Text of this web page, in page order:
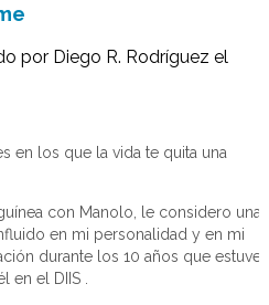
por Diego R. Rodríguez el
en los que la vida te quita una
con Manolo, le considero una
en mi personalidad y en mi
durante los 10 años que estuve
el DIIS .